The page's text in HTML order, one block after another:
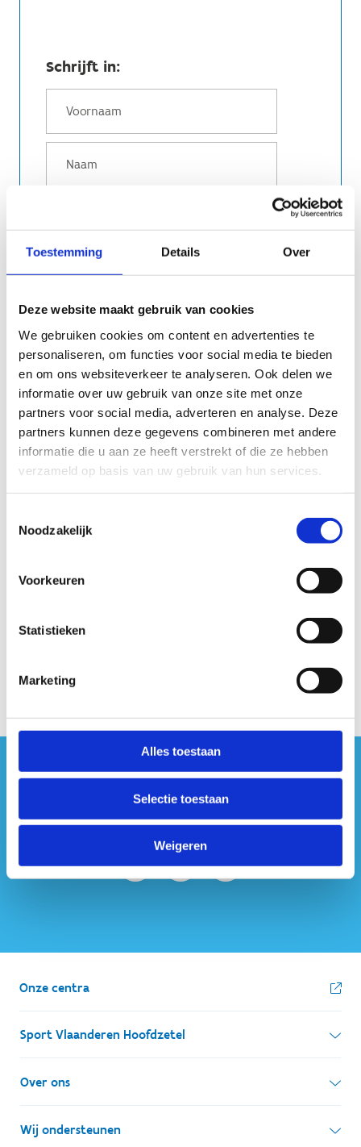
Toestemming Details Over
Deze website maakt gebruik van cookies
We gebruiken cookies om content en advertenties te
personaliseren, om functies voor social media te bieden
en om ons websiteverkeer te analyseren. Ook delen we
informatie over uw gebruik van onze site met onze
partners voor social media, adverteren en analyse. Deze
partners kunnen deze gegevens combineren met andere
informatie die u aan ze heeft verstrekt of die ze hebben
verzameld op basis van uw gebruik van hun services.
Noodzakelijk
Voorkeuren
Statistieken
Marketing
Alles toestaan
Selectie toestaan
Weigeren
Schrijft in:
#sportersbelevenmeer
ook op sociale media
Onze centra
Sport Vlaanderen Hoofdzetel
Simon Bolivarlaan 17
1000 Brussel
Ondernemingsnummer: BE 0248.142.826
Over ons
Wie zijn we, wat doen we
Wij ondersteunen